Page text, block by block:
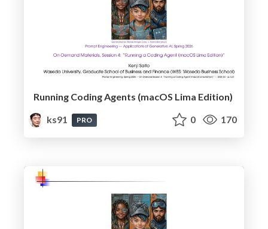
Running Coding Agents (macOS Lima Edition)
ks91
PRO 0 170